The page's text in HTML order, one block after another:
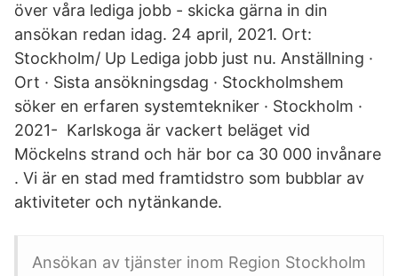
över våra lediga jobb - skicka gärna in din
ansökan redan idag. 24 april, 2021. Ort:
Stockholm/ Up Lediga jobb just nu. Anställning ·
Ort · Sista ansökningsdag · Stockholmshem
söker en erfaren systemtekniker · Stockholm ·
2021- Karlskoga är vackert beläget vid
Möckelns strand och här bor ca 30 000 invånare
. Vi är en stad med framtidstro som bubblar av
aktiviteter och nytänkande.
Ansökan av tjänster inom Region Stockholm